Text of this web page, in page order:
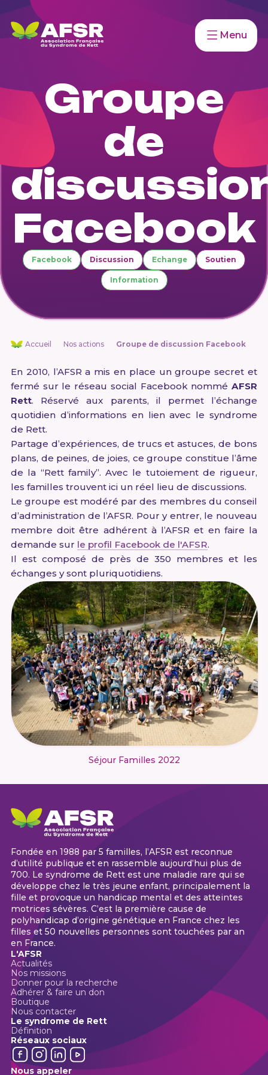
Menu
Groupe
de
Facebook
Facebook Discussion Echange Soutien
Information
Accueil Nos actions Groupe de discussion Facebook
En 2010, l’AFSR a mis en place un groupe secret et
fermé sur le réseau social Facebook nommé AFSR
Rett. Réservé aux parents, il permet l’échange
quotidien d’informations en lien avec le syndrome
de Rett.
Partage d’expériences, de trucs et astuces, de bons
plans, de peines, de joies, ce groupe constitue l’âme
de la “Rett family”. Avec le tutoiement de rigueur,
les familles trouvent ici un réel lieu de discussions.
Le groupe est modéré par des membres du conseil
d’administration de l’AFSR. Pour y entrer, le nouveau
membre doit être adhérent à l’AFSR et en faire la
demande sur le profil Facebook de l'AFSR.
Il est composé de près de 350 membres et les
échanges y sont pluriquotidiens.
Séjour Familles 2022
Fondée en 1988 par 5 familles, l’AFSR est reconnue
d’utilité publique et en rassemble aujourd’hui plus de
700. Le syndrome de Rett est une maladie rare qui se
développe chez le très jeune enfant, principalement la
fille et provoque un handicap mental et des atteintes
motrices sévères. C’est la première cause de
polyhandicap d’origine génétique en France chez les
filles et 50 nouvelles personnes sont touchées par an
en France.
L'AFSR
Actualités
Nos missions
Donner pour la recherche
Adhérer & faire un don
Boutique
Nous contacter
Le syndrome de Rett
Définition
Réseaux sociaux
Nous appeler